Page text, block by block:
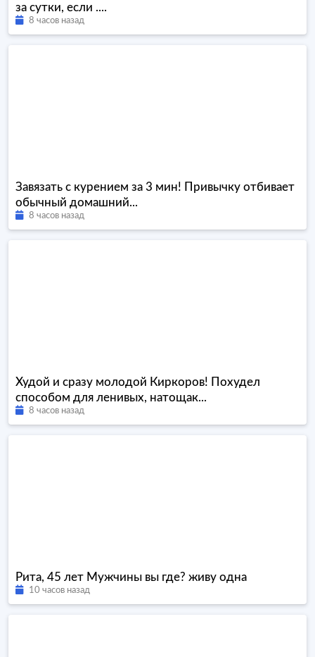
за сутки, если ....
8 часов назад
Завязать с курением за 3 мин! Привычку отбивает
обычный домашний...
8 часов назад
Худой и сразу молодой Киркоров! Похудел
способом для ленивых, натощак...
8 часов назад
Рита, 45 лет Мужчины вы где? живу одна
10 часов назад